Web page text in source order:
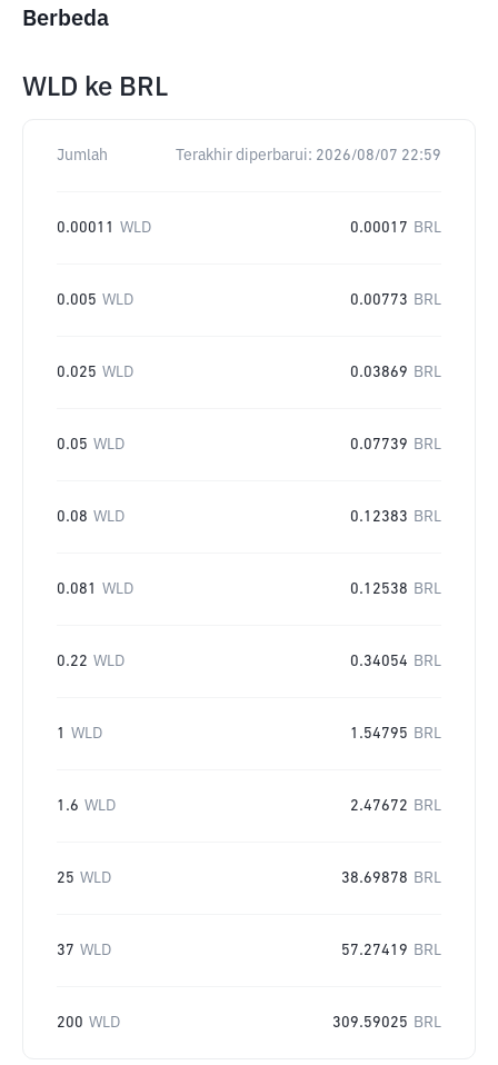
Berbeda
WLD ke BRL
Jumlah Terakhir diperbarui: 2026/08/07 22:59
0.00011 WLD 0.00017 BRL
0.005 WLD 0.00773 BRL
0.025 WLD 0.03869 BRL
0.05 WLD 0.07739 BRL
0.08 WLD 0.12383 BRL
0.081 WLD 0.12538 BRL
0.22 WLD 0.34054 BRL
1 WLD 1.54795 BRL
1.6 WLD 2.47672 BRL
25 WLD 38.69878 BRL
37 WLD 57.27419 BRL
200 WLD 309.59025 BRL